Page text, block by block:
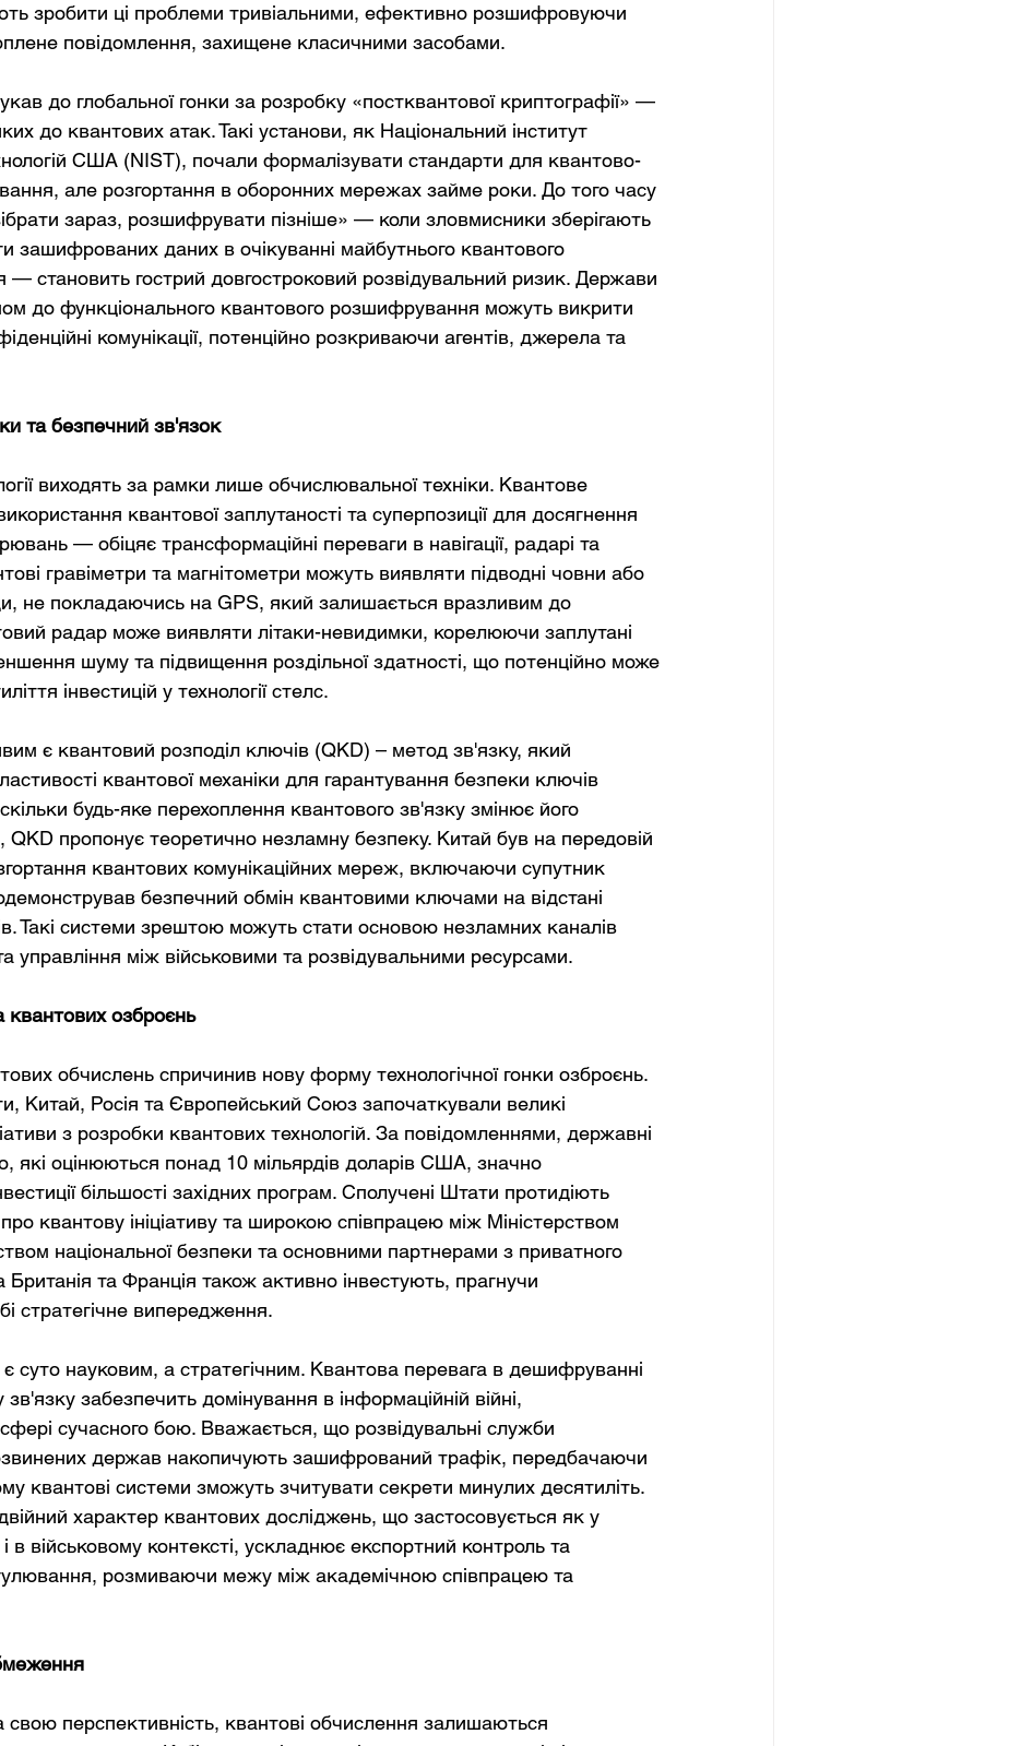
зробити ці проблеми тривіальними, ефективно розшифровуючи
повідомлення, захищене класичними засобами.
до глобальної гонки за розробку «постквантової криптографії» —
до квантових атак. Такі установи, як Національний інститут
США (NIST), почали формалізувати стандарти для квантово-
але розгортання в оборонних мережах займе роки. До того часу
зараз, розшифрувати пізніше» — коли зловмисники зберігають
зашифрованих даних в очікуванні майбутнього квантового
становить гострий довгостроковий розвідувальний ризик. Держави
до функціонального квантового розшифрування можуть викрити
комунікації, потенційно розкриваючи агентів, джерела та
та безпечний зв'язок
виходять за рамки лише обчислювальної техніки. Квантове
квантової заплутаності та суперпозиції для досягнення
— обіцяє трансформаційні переваги в навігації, радарі та
гравіметри та магнітометри можуть виявляти підводні човни або
не покладаючись на GPS, який залишається вразливим до
радар може виявляти літаки-невидимки, корелюючи заплутані
шуму та підвищення роздільної здатності, що потенційно може
інвестицій у технології стелс.
є квантовий розподіл ключів (QKD) – метод зв'язку, який
квантової механіки для гарантування безпеки ключів
будь-яке перехоплення квантового зв'язку змінює його
QKD пропонує теоретично незламну безпеку. Китай був на передовій
квантових комунікаційних мереж, включаючи супутник
безпечний обмін квантовими ключами на відстані
Такі системи зрештою можуть стати основою незламних каналів
управління між військовими та розвідувальними ресурсами.
квантових озброєнь
обчислень спричинив нову форму технологічної гонки озброєнь.
Китай, Росія та Європейський Союз започаткували великі
з розробки квантових технологій. За повідомленнями, державні
які оцінюються понад 10 мільярдів доларів США, значно
більшості західних програм. Сполучені Штати протидіють
квантову ініціативу та широкою співпрацею між Міністерством
національної безпеки та основними партнерами з приватного
Британія та Франція також активно інвестують, прагнучи
стратегічне випередження.
суто науковим, а стратегічним. Квантова перевага в дешифруванні
забезпечить домінування в інформаційній війні,
сучасного бою. Вважається, що розвідувальні служби
держав накопичують зашифрований трафік, передбачаючи
квантові системи зможуть зчитувати секрети минулих десятиліть.
характер квантових досліджень, що застосовується як у
в військовому контексті, ускладнює експортний контроль та
розмиваючи межу між академічною співпрацею та
перспективність, квантові обчислення залишаються